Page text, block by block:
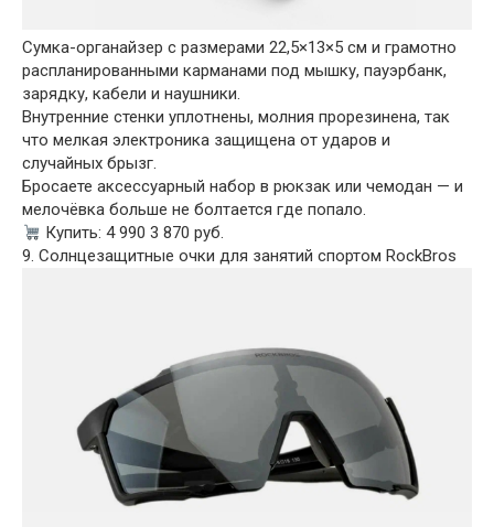
Сумка-органайзер с размерами 22,5×13×5 см и грамотно
распланированными карманами под мышку, пауэрбанк,
зарядку, кабели и наушники.
Внутренние стенки уплотнены, молния прорезинена, так
что мелкая электроника защищена от ударов и
случайных брызг.
Бросаете аксессуарный набор в рюкзак или чемодан — и
мелочёвка больше не болтается где попало.
Купить: 4 990 3 870 руб.
9. Солнцезащитные очки для занятий спортом RockBros